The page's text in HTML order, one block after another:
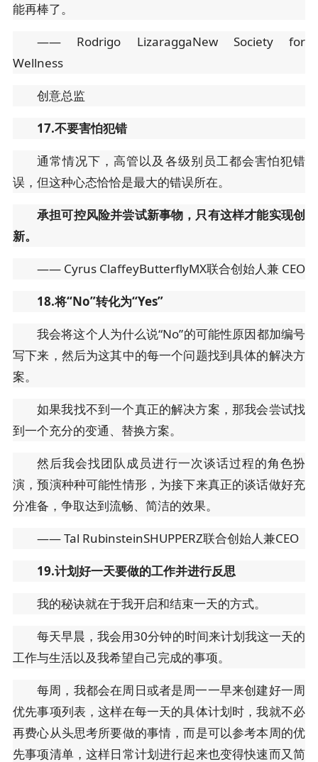
能再棒了。
—— Rodrigo LizaraggaNew Society for
Wellness
创意总监
17.不要害怕犯错
通常情况下，高管以及各级别员工都会害怕犯错
误，但这种心态恰恰是最大的错误所在。
承担可控风险并尝试新事物，只有这样才能实现创
新。
—— Cyrus ClaffeyButterflyMX联合创始人兼 CEO
18.将“No”转化为“Yes”
我会将这个人为什么说“No”的可能性原因都加编号
写下来，然后为这其中的每一个问题找到具体的解决方
案。
如果我找不到一个真正的解决方案，那我会尝试找
到一个充分的变通、替换方案。
然后我会找团队成员进行一次谈话过程的角色扮
演，预演种种可能性情形，为接下来真正的谈话做好充
分准备，争取达到流畅、简洁的效果。
—— Tal RubinsteinSHUPPERZ联合创始人兼CEO
19.计划好一天要做的工作并进行反思
我的秘诀就在于我开启和结束一天的方式。
每天早晨，我会用30分钟的时间来计划我这一天的
工作与生活以及我希望自己完成的事项。
每周，我都会在周日或者是周一一早来创建好一周
优先事项列表，这样在每一天的具体计划时，我就不必
再费心从头思考所要做的事情，而是可以参考本周的优
先事项清单，这样日常计划进行起来也变得快速而又简